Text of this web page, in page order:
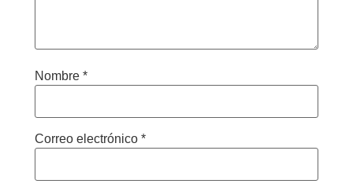
Nombre *
Correo electrónico *